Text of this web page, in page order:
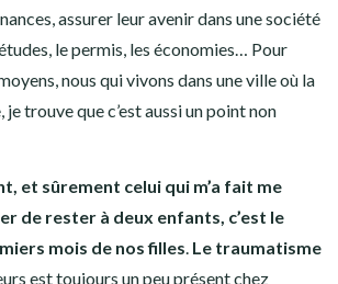
assurer leur avenir dans une société
le permis, les économies… Pour
nous qui vivons dans une ville où la
trouve que c’est aussi un point non
et sûrement celui qui m’a fait me
de rester à deux enfants, c’est le
mois de nos filles. Le traumatisme
est toujours un peu présent chez